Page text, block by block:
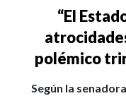
“El
polémico
Según la